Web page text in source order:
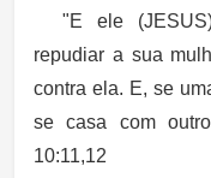
"E ele
repudiar a sua
contra ela. E, se
se casa com
10:11,12